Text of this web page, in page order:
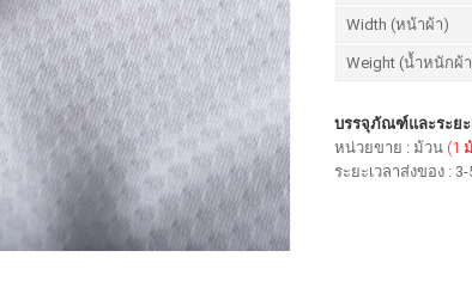
Width (หน้าผ้า)
Weight (น้ำหนักผ้
บรรจุภัณฑ์และระยะ
หน่วยขาย : ม้วน (1
ระยะเวลาส่งของ :